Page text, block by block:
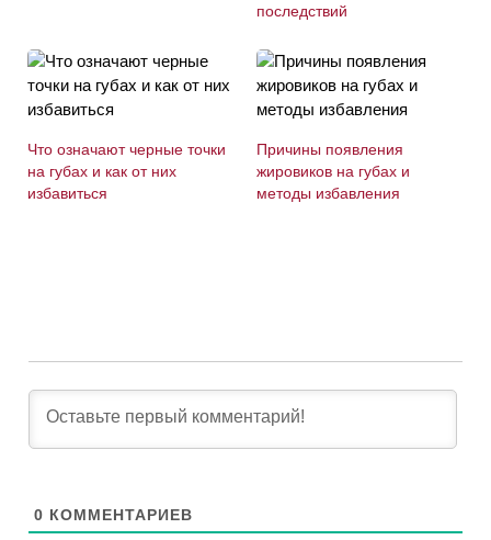
последствий
Что означают черные точки
на губах и как от них
избавиться
Причины появления
жировиков на губах и
методы избавления
0 КОММЕНТАРИЕВ